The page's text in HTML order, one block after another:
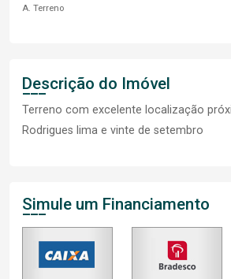
A. Terreno
Descrição do Imóvel
Terreno com excelente localização
Rodrigues lima e vinte de setembro
Simule um Financiamento